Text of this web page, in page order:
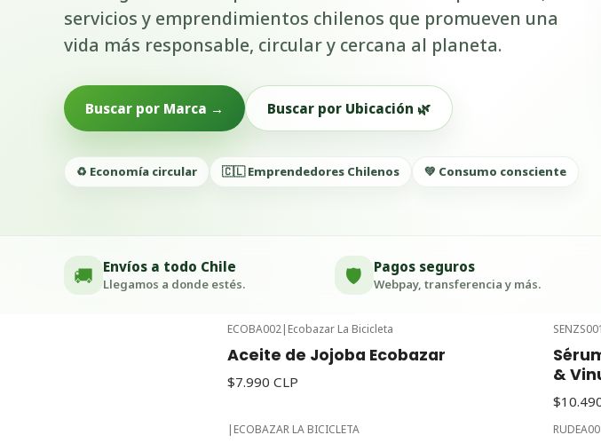
servicios y emprendimientos chilenos que promueven una
vida más responsable, circular y cercana al planeta.
Buscar por Marca → Buscar por Ubicación 🌿
♻️ Economía circular 🇨🇱 Emprendedores Chilenos 💚 Consumo consciente
🚚 Envíos a todo Chile
Llegamos a donde estés. 🛡️ Pagos seguros
Webpay, transferencia y más.
ECOBA002| Ecobazar La Bicicleta
Aceite de Jojoba Ecobazar
$7.990 CLP
SENZS001
&
| ECOBAZAR LA BICICLETA